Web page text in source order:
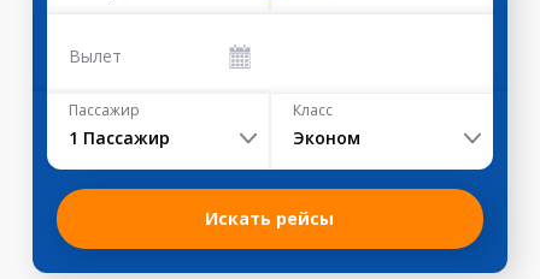
Вылет
Пассажир
1 Пассажир
Класс
Эконом
Искать рейсы